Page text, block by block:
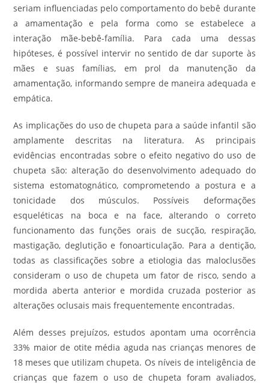
seriam influenciadas pelo comportamento do bebê durante
a amamentação e pela forma como se estabelece a
interação mãe-bebê-família. Para cada uma dessas
hipóteses, é possível intervir no sentido de dar suporte às
mães e suas famílias, em prol da manutenção da
amamentação, informando sempre de maneira adequada e
empática.
As implicações do uso de chupeta para a saúde infantil são
amplamente descritas na literatura. As principais
evidências encontradas sobre o efeito negativo do uso de
chupeta são: alteração do desenvolvimento adequado do
sistema estomatognático, comprometendo a postura e a
tonicidade dos músculos. Possíveis deformações
esqueléticas na boca e na face, alterando o correto
funcionamento das funções orais de sucção, respiração,
mastigação, deglutição e fonoarticulação. Para a dentição,
todas as classificações sobre a etiologia das maloclusões
consideram o uso de chupeta um fator de risco, sendo a
mordida aberta anterior e mordida cruzada posterior as
alterações oclusais mais frequentemente encontradas.
Além desses prejuízos, estudos apontam uma ocorrência
33% maior de otite média aguda nas crianças menores de
18 meses que utilizam chupeta. Os níveis de inteligência de
crianças que fazem o uso de chupeta foram avaliados,